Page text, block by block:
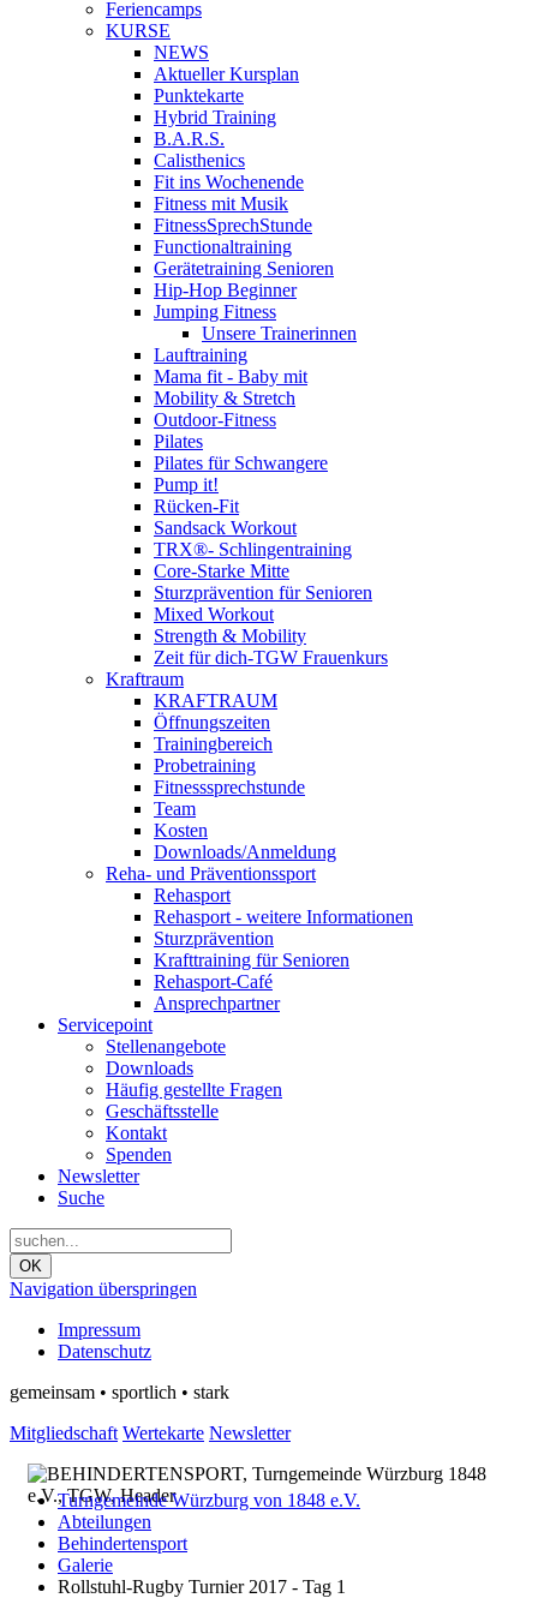
Feriencamps
KURSE
NEWS
Aktueller Kursplan
Punktekarte
Hybrid Training
B.A.R.S.
Calisthenics
Fit ins Wochenende
Fitness mit Musik
FitnessSprechStunde
Functionaltraining
Gerätetraining Senioren
Hip-Hop Beginner
Jumping Fitness
Unsere Trainerinnen
Lauftraining
Mama fit - Baby mit
Mobility & Stretch
Outdoor-Fitness
Pilates
Pilates für Schwangere
Pump it!
Rücken-Fit
Sandsack Workout
TRX®- Schlingentraining
Core-Starke Mitte
Sturzprävention für Senioren
Mixed Workout
Strength & Mobility
Zeit für dich-TGW Frauenkurs
Kraftraum
KRAFTRAUM
Öffnungszeiten
Trainingbereich
Probetraining
Fitnesssprechstunde
Team
Kosten
Downloads/Anmeldung
Reha- und Präventionssport
Rehasport
Rehasport - weitere Informationen
Sturzprävention
Krafttraining für Senioren
Rehasport-Café
Ansprechpartner
Servicepoint
Stellenangebote
Downloads
Häufig gestellte Fragen
Geschäftsstelle
Kontakt
Spenden
Newsletter
Suche
OK
Navigation überspringen
Impressum
Datenschutz
gemeinsam • sportlich • stark
Mitgliedschaft Wertekarte Newsletter
Turngemeinde Würzburg von 1848 e.V.
Abteilungen
Behindertensport
Galerie
Rollstuhl-Rugby Turnier 2017 - Tag 1